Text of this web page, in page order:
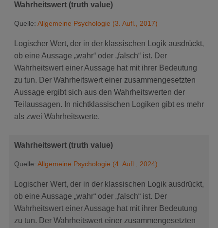
Wahrheitswert (truth value)
Quelle: Allgemeine Psychologie (3. Aufl., 2017)
Logischer Wert, der in der klassischen Logik ausdrückt,
ob eine Aussage „wahr“ oder „falsch“ ist. Der
Wahrheitswert einer Aussage hat mit ihrer Bedeutung
zu tun. Der Wahrheitswert einer zusammengesetzten
Aussage ergibt sich aus den Wahrheitswerten der
Teilaussagen. In nichtklassischen Logiken gibt es mehr
als zwei Wahrheitswerte.
Wahrheitswert (truth value)
Quelle: Allgemeine Psychologie (4. Aufl., 2024)
Logischer Wert, der in der klassischen Logik ausdrückt,
ob eine Aussage „wahr“ oder „falsch“ ist. Der
Wahrheitswert einer Aussage hat mit ihrer Bedeutung
zu tun. Der Wahrheitswert einer zusammengesetzten